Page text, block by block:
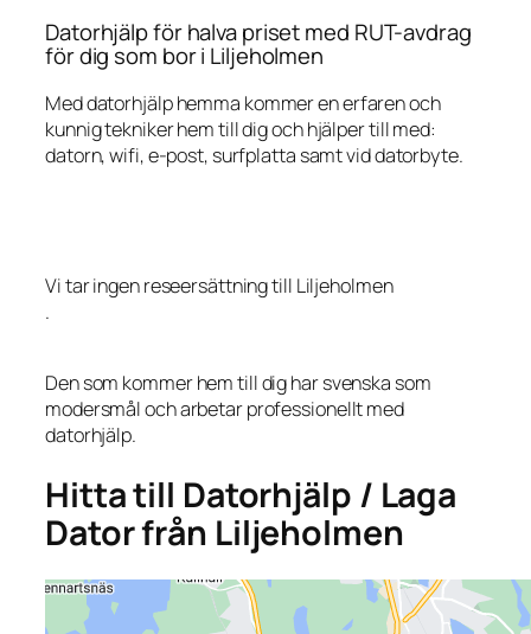
Datorhjälp för halva priset med RUT-avdrag
för dig som bor i Liljeholmen
Med datorhjälp hemma kommer en erfaren och
kunnig tekniker hem till dig och hjälper till med:
datorn, wifi, e-post, surfplatta samt vid datorbyte.
Vi tar ingen reseersättning till Liljeholmen
.
Den som kommer hem till dig har svenska som
modersmål och arbetar professionellt med
datorhjälp.
Hitta till Datorhjälp / Laga
Dator från Liljeholmen